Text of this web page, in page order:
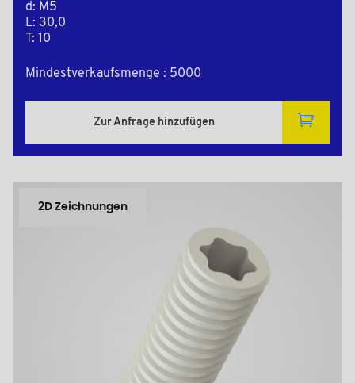
d: M5
L: 30,0
T: 10
Mindestverkaufsmenge : 5000
Zur Anfrage hinzufügen
2D Zeichnungen